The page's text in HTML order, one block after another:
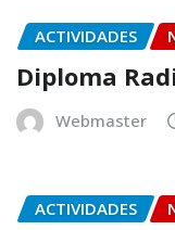
ACTIVIDADES
Diploma
Webmaster
ACTIVIDADES